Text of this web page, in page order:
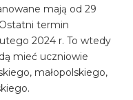
mają od 29
termin
2024 r. To wtedy
mieć uczniowie
małopolskiego,